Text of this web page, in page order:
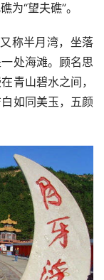
“望夫礁”。
称半月湾，坐落
处海滩。顾名思
青山碧水之间，
如同美玉，五颜